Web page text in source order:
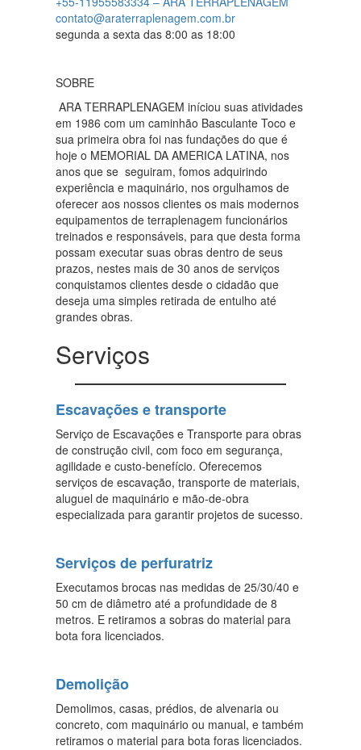
contato@araterraplenagem.com.br
segunda a sexta das 8:00 as 18:00
SOBRE
ARA TERRAPLENAGEM iníciou suas atividades
em 1986 com um caminhão Basculante Toco e
sua primeira obra foi nas fundações do que é
hoje o MEMORIAL DA AMERICA LATINA, nos
anos que se seguiram, fomos adquirindo
experiência e maquinário, nos orgulhamos de
oferecer aos nossos clientes os mais modernos
equipamentos de terraplenagem funcionários
treinados e responsáveis, para que desta forma
possam executar suas obras dentro de seus
prazos, nestes mais de 30 anos de serviços
conquistamos clientes desde o cidadão que
deseja uma simples retirada de entulho até
grandes obras.
Serviços
Escavações e transporte
Serviço de Escavações e Transporte para obras
de construção civil, com foco em segurança,
agilidade e custo-benefício. Oferecemos
serviços de escavação, transporte de materiais,
aluguel de maquinário e mão-de-obra
especializada para garantir projetos de sucesso.
Serviços de perfuratriz
Executamos brocas nas medidas de 25/30/40 e
50 cm de diâmetro até a profundidade de 8
metros. E retiramos a sobras do material para
bota fora licenciados.
Demolição
Demolimos, casas, prédios, de alvenaria ou
concreto, com maquinário ou manual, e também
retiramos o material para bota foras licenciados.